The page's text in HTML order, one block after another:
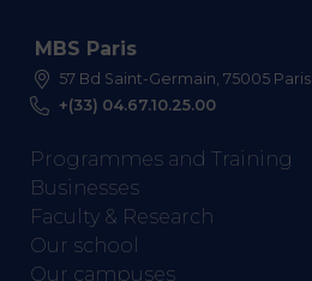
MBS Paris
57 Bd Saint-Germain, 75005 Paris
+(33) 04.67.10.25.00
Programmes and Training
Businesses
Faculty & Research
Our school
Our campuses